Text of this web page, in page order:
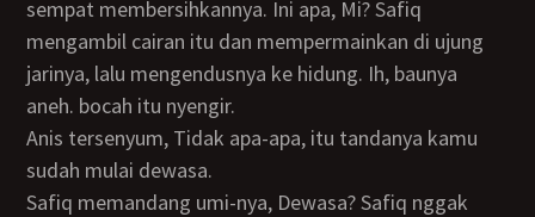
sempat membersihkannya. Ini apa, Mi? Safiq
mengambil cairan itu dan mempermainkan di ujung
jarinya, lalu mengendusnya ke hidung. Ih, baunya
aneh. bocah itu nyengir.
Anis tersenyum, Tidak apa-apa, itu tandanya kamu
sudah mulai dewasa.
Safiq memandang umi-nya, Dewasa? Safiq nggak